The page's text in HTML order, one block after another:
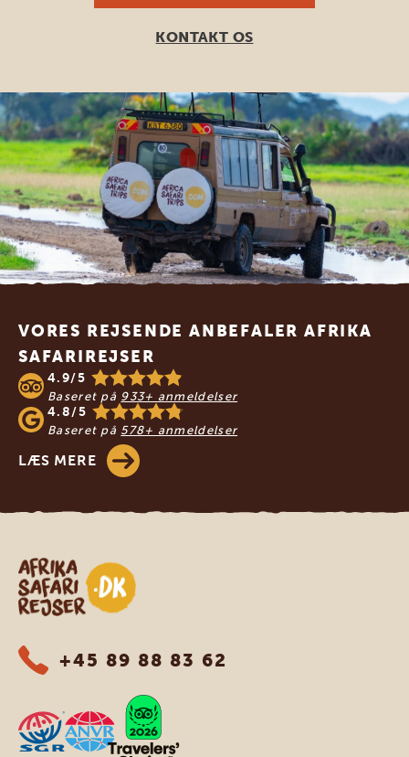
KONTAKT OS
Footer
VORES REJSENDE ANBEFALER AFRIKA
SAFARIREJSER
4.9/5
Baseret på 933+ anmeldelser
4.8/5
Baseret på 578+ anmeldelser
LÆS MERE
Safari-rejser i Afrika
+45 89 88 83 62